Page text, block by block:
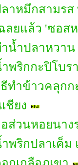
าหมึกสามรส
ลยแล้ว 'ซอส
น้ำปลาหวาน
พริกกะปิโบร
ทำข้าวคลุก
ชียง
ส่วนหอยนาง
พริกปลาเค็ม